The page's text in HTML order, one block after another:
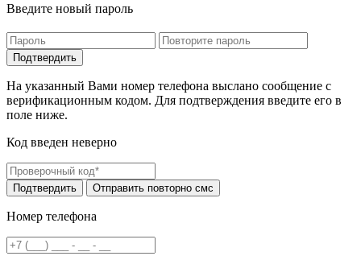
Введите новый пароль
На указанный Вами номер телефона выслано сообщение с
верификационным кодом. Для подтверждения введите его в
поле ниже.
Код введен неверно
Номер телефона